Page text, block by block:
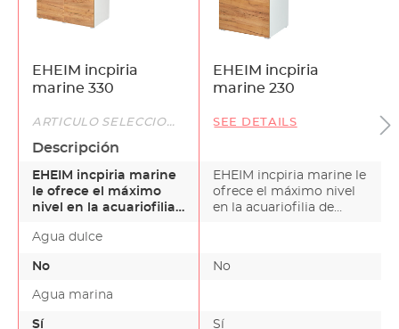
EHEIM incpiria
marine 330
EHEIM incpiria
marine 230
ARTÍCULO SELECCIONADO SEE DETAILS
Descripción
EHEIM incpiria marine
le ofrece el máximo
nivel en la acuariofilia
EHEIM incpiria marine le
ofrece el máximo nivel
en la acuariofilia de
Agua dulce
No No
Agua marina
Sí Sí